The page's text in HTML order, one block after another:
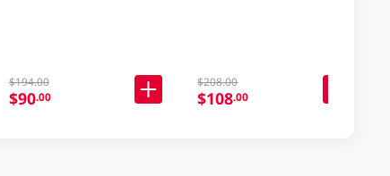
$194.00
$90.00
$208.00
$108.00